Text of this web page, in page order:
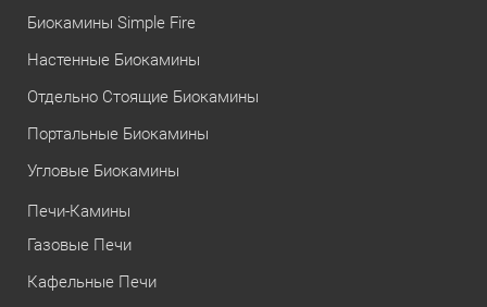
Биокамины Simple Fire
Настенные Биокамины
Отдельно Стоящие Биокамины
Портальные Биокамины
Угловые Биокамины
Печи-Камины
Газовые Печи
Кафельные Печи